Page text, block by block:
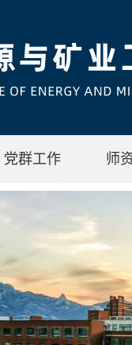
党群工作 师